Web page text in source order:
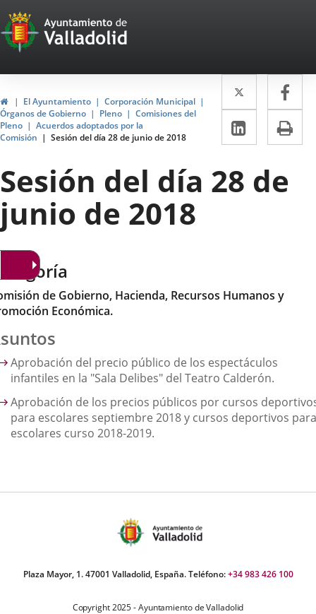
Portal
Web
del
Ayuntamiento
de
Valladolid
InicioEl Ayuntamiento
Corporación Municipal
Órganos de Gobierno
Pleno
Comisiones del
Pleno
Acuerdos adoptados por la
Comisión
Sesión del día 28 de junio de 2018
Twitter
Enlace
a
una
externa.
a
LinkedIn
Enlace
a
una
Sesión del día 28 de
junio de 2018
de Gobierno, Hacienda, Recursos Humanos y
Económica.
Aprobación del precio público de los espectáculos
infantiles en la "Sala Delibes" del Teatro Calderón.
Aprobación de los precios públicos por cursos
para escolares septiembre 2018 y cursos deportivos para
escolares curso 2018-2019.
Plaza Mayor, 1. 47001 Valladolid, España. Teléfono:+34 983 426 100
Copyright 2025 - Ayuntamiento de Valladolid